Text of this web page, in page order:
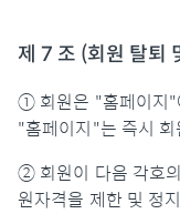
제 7 조 (회원 탈퇴
① 회원은 "홈페이지"
"홈페이지"는 즉시
② 회원이 다음 각호
원자격을 제한 및 정